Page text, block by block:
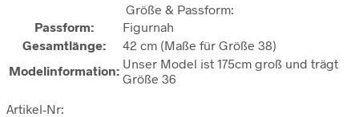
Größe & Passform:
Passform:
Figurnah
Gesamtlänge:
42 cm (Maße für Größe 38)
Modelinformation: Unser Model ist 175cm groß und trägt
Größe 36
Artikel-Nr: